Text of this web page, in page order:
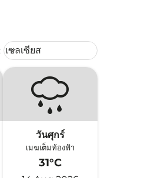
: Weather unit option เซลเซียส
เซลเซียส
keyboard_arrow_down
วันศุกร์
เมฆเต็มท้องฟ้า
31°C